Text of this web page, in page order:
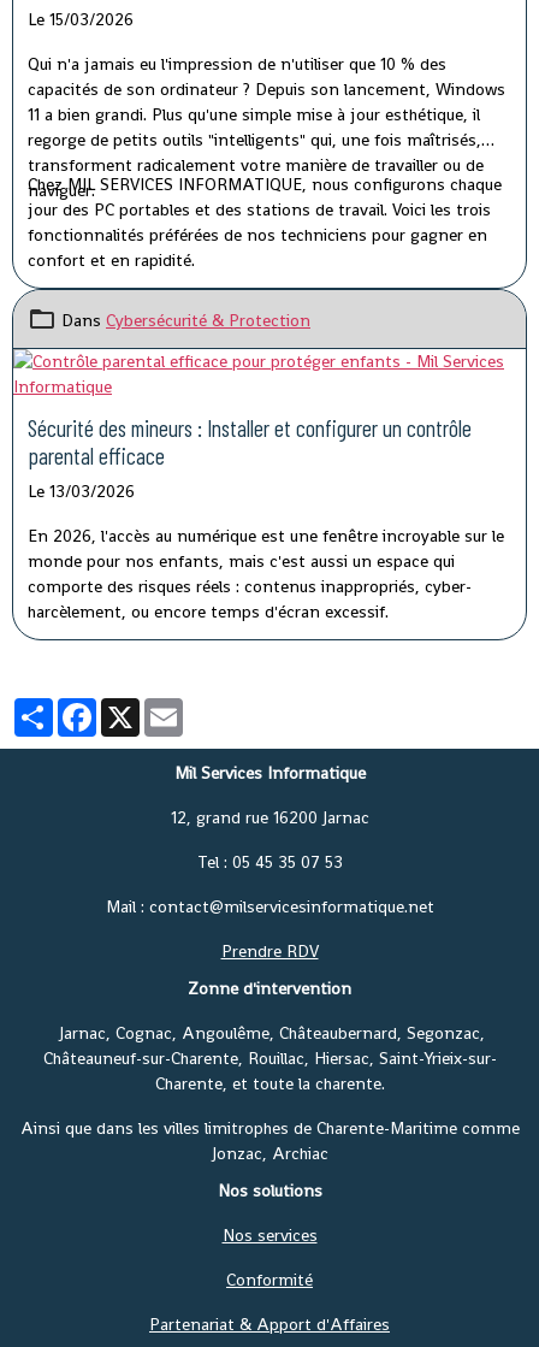
Le 15/03/2026
Qui n'a jamais eu l'impression de n'utiliser que 10 % des
capacités de son ordinateur ? Depuis son lancement, Windows
11 a bien grandi. Plus qu'une simple mise à jour esthétique, il
regorge de petits outils "intelligents" qui, une fois maîtrisés,
transforment radicalement votre manière de travailler ou de
naviguer.
Chez MIL SERVICES INFORMATIQUE, nous configurons chaque
jour des PC portables et des stations de travail. Voici les trois
fonctionnalités préférées de nos techniciens pour gagner en
confort et en rapidité.
Dans Cybersécurité & Protection
Sécurité des mineurs : Installer et configurer un contrôle
parental efficace
Le 13/03/2026
En 2026, l'accès au numérique est une fenêtre incroyable sur le
monde pour nos enfants, mais c'est aussi un espace qui
comporte des risques réels : contenus inappropriés, cyber-
harcèlement, ou encore temps d'écran excessif.
PartagerFacebook
X
Mil Services Informatique
12, grand rue 16200 Jarnac
Tel : 05 45 35 07 53
Mail : contact@milservicesinformatique.net
Prendre RDV
Zonne d'intervention
Jarnac, Cognac, Angoulême, Châteaubernard, Segonzac,
Châteauneuf-sur-Charente, Rouillac, Hiersac, Saint-Yrieix-sur-
Charente, et toute la charente.
Ainsi que dans les villes limitrophes de Charente-Maritime comme
Jonzac, Archiac
Nos solutions
Nos services
Conformité
Partenariat & Apport d'Affaires